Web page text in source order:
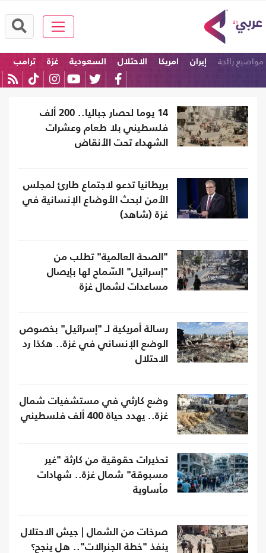
مواضيع رائجة إيران امريكا الاحتلال السعودية غزة ترامب
14 يوما لحصار جباليا.. 200 ألف
فلسطيني بلا طعام وعشرات
الشهداء تحت الأنقاض
بريطانيا تدعو لاجتماع طارئ لمجلس
الأمن لبحث الأوضاع الإنسانية في
غزة (شاهد)
"الصحة العالمية" تطلب من
"إسرائيل" السّماح لها بإيصال
مساعدات لشمال غزة
رسالة أمريكية لـ "إسرائيل" بخصوص
الوضع الإنساني في غزة.. هكذا رد
الاحتلال
وضع كارثي في مستشفيات شمال
غزة.. يهدد حياة 400 ألف فلسطيني
تحذيرات حقوقية من كارثة "غير
مسبوقة" شمال غزة.. شهادات
مأساوية
صرخات من الشمال | جيش الاحتلال
ينفذ "خطة الجنرالات".. هل ينجح؟